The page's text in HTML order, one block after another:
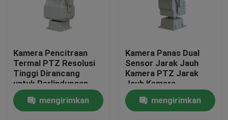
Kamera Pencitraan
Termal PTZ Resolusi
Tinggi Dirancang
untuk Perlindungan
Infrastruktur Kritis
dan Pemantauan
Proses Industri
mengirimkan
Kamera Panas Dual
Sensor Jarak Jauh
Kamera PTZ Jarak
Jauh Kamera
Keamanan
mengirimkan